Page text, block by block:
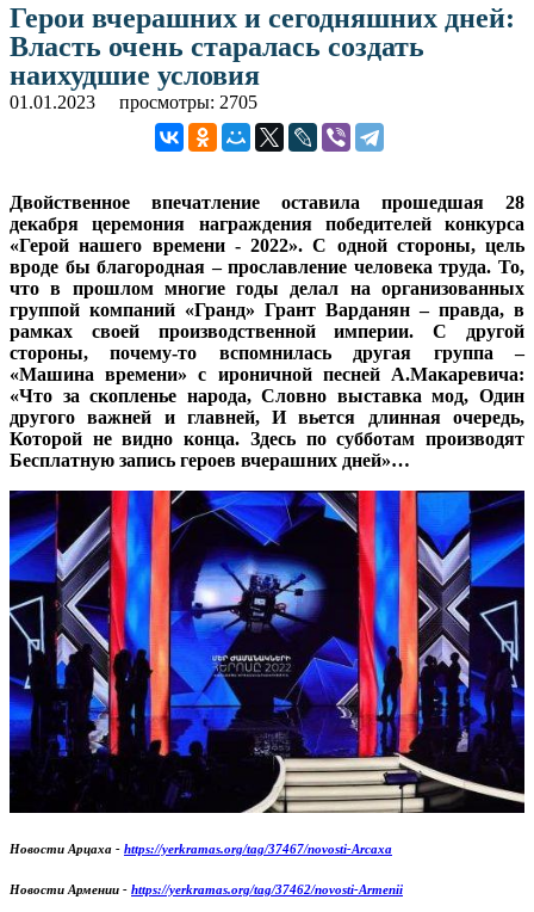
Герои вчерашних и сегодняшних дней:
Власть очень старалась создать
наихудшие условия
01.01.2023 просмотры: 2705
Двойственное впечатление оставила прошедшая 28
декабря церемония награждения победителей конкурса
«Герой нашего времени - 2022». С одной стороны, цель
вроде бы благородная – прославление человека труда. То,
что в прошлом многие годы делал на организованных
группой компаний «Гранд» Грант Варданян – правда, в
рамках своей производственной империи. С другой
стороны, почему-то вспомнилась другая группа –
«Машина времени» с ироничной песней А.Макаревича:
«Что за скопленье народа, Словно выcтавка мод, Один
другого важней и главней, И вьется длинная очередь,
Которой не видно конца. Здесь по субботам производят
Бесплатную запись героев вчерашних дней»…
Новости Арцаха - https://yerkramas.org/tag/37467/novosti-Arcaxa
Новости Армении - https://yerkramas.org/tag/37462/novosti-Armenii